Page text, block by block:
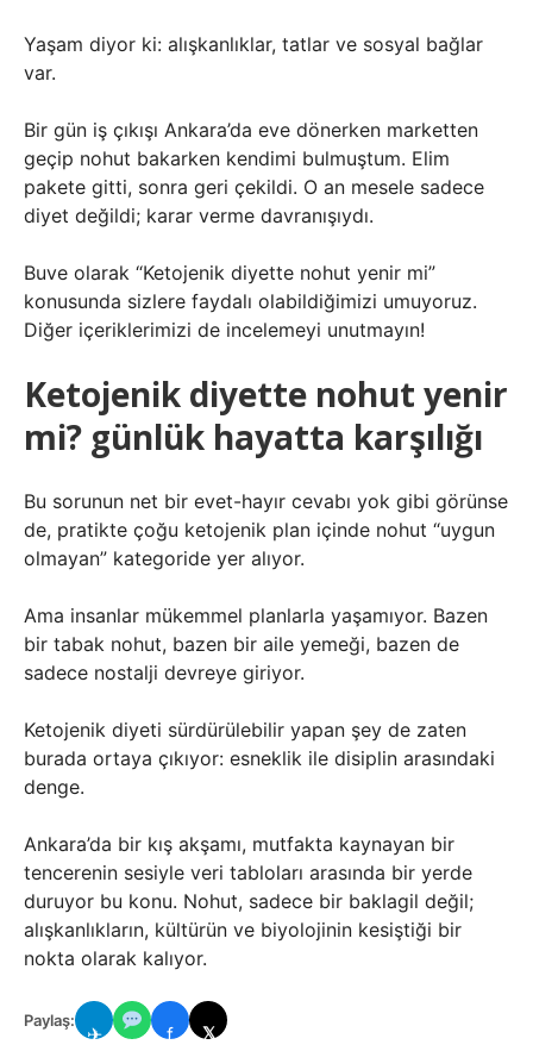
Yaşam diyor ki: alışkanlıklar, tatlar ve sosyal bağlar
var.
Bir gün iş çıkışı Ankara’da eve dönerken marketten
geçip nohut bakarken kendimi bulmuştum. Elim
pakete gitti, sonra geri çekildi. O an mesele sadece
diyet değildi; karar verme davranışıydı.
Buve olarak “Ketojenik diyette nohut yenir mi”
konusunda sizlere faydalı olabildiğimizi umuyoruz.
Diğer içeriklerimizi de incelemeyi unutmayın!
Ketojenik diyette nohut yenir
mi? günlük hayatta karşılığı
Bu sorunun net bir evet-hayır cevabı yok gibi görünse
de, pratikte çoğu ketojenik plan içinde nohut “uygun
olmayan” kategoride yer alıyor.
Ama insanlar mükemmel planlarla yaşamıyor. Bazen
bir tabak nohut, bazen bir aile yemeği, bazen de
sadece nostalji devreye giriyor.
Ketojenik diyeti sürdürülebilir yapan şey de zaten
burada ortaya çıkıyor: esneklik ile disiplin arasındaki
denge.
Ankara’da bir kış akşamı, mutfakta kaynayan bir
tencerenin sesiyle veri tabloları arasında bir yerde
duruyor bu konu. Nohut, sadece bir baklagil değil;
alışkanlıkların, kültürün ve biyolojinin kesiştiği bir
nokta olarak kalıyor.
Paylaş:
✈ f 𝕏